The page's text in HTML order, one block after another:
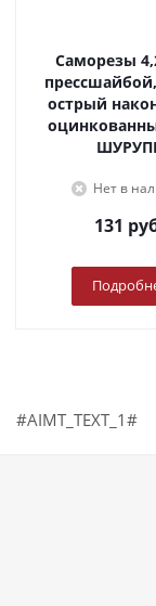
Саморезы 4,2х16, с
острый наконечник,
Нет в
131
#AIMT_TEXT_1#